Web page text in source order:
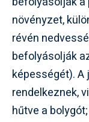
növényzet,
révén
befolyásolják
képességét).
rendelkeznek,
hűtve a